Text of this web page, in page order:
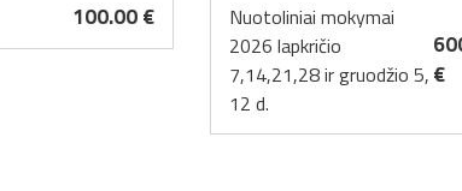
100.00 €
Nuotoliniai mokymai
2026 lapkričio
7,14,21,28 ir gruodžio 5,
12 d.
€